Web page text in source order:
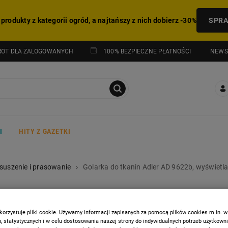
z kategorii ogród, a najtańszy z nich dobierz -30%
DLA ZALOGOWANYCH 100% BEZPIECZNE PŁATNOŚCI
HITY Z GAZETKI
i prasowanie Golarka do tkanin Adler AD 9622b,
Golarka do tkanin Adler AD
pliki cookie. Używamy informacji zapisanych za pomocą plików cookies m.in.
statystycznych i w celu dostosowania naszej strony do indywidualnych potrzeb